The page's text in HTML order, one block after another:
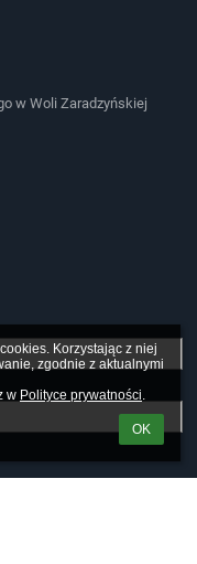
Korzystając z niej
zgodnie z aktualnymi
w Polityce prywatności.
OK
w Woli Zaradzyńskiej